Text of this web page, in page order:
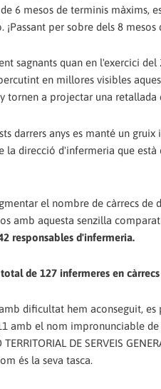
6 mesos de terminis màxims,
per sobre dels 8
sagnants quan en l'exercici
en millores visibles
tornen a projectar una
darrers anys es manté un
la direcció d'infermeria que
el nombre de càrrecs
amb aquesta senzilla
responsables d'infermeria.
de 127 infermeres en
dificultat hem aconseguit,
el nom impronunciable de
TERRITORIAL DE SERVEIS
és la seva tasca.